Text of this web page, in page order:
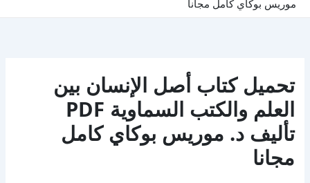
موريس بوكاي كامل مجانا
تحميل كتاب أصل الإنسان بين
العلم والكتب السماوية PDF
تأليف د. موريس بوكاي كامل
مجانا